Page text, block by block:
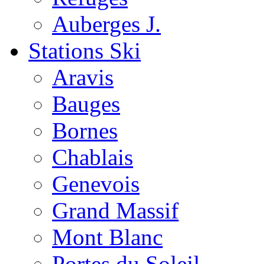
Auberges J.
Stations Ski
Aravis
Bauges
Bornes
Chablais
Genevois
Grand Massif
Mont Blanc